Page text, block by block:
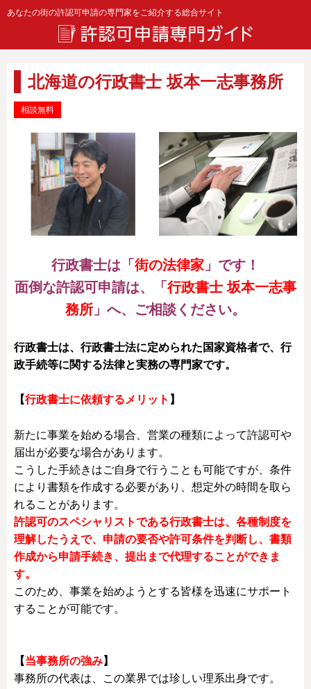
あなたの街の許認可申請の専門家をご紹介する総合サイト
北海道の行政書士 坂本一志事務所
相談無料
行政書士は「 街の法律家 」です！
面倒な許認可申請は、
「 行政書士 坂本一志事
務所 」へ、ご相談ください。
行政書士は、行政書士法に定められた国家資格者で、行
政手続等に関する法律と実務の専門家です。
【行政書士に依頼するメリット 】
新たに事業を始める場合、営業の種類によって許認可や
届出が必要な場合があります。
こうした手続きはご自身で行うことも可能ですが、条件
により書類を作成する必要があり、想定外の時間を取ら
れることがあります。
許認可のスペシャリストである行政書士は、各種制度を
理解したうえで、申請の要否や許可条件を判断し、書類
作成から申請手続き、提出まで代理することができま
す。
このため、事業を始めようとする皆様を迅速にサポート
することが可能です。
【当事務所の強み】
事務所の代表は、この業界では珍しい理系出身です。